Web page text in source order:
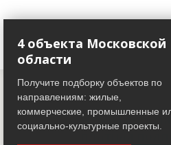
Описание объекта
Чтобы
платная
4 объекта Московской
области
Получите подборку объектов по
направлениям: жилые,
коммерческие, промышленные
социально-культурные проекты.